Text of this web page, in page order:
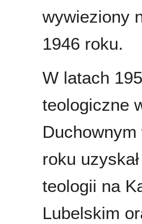
wywieziony
1946 roku.
W latach
teologiczne
Duchownym
roku
teologii na
Lubelskim